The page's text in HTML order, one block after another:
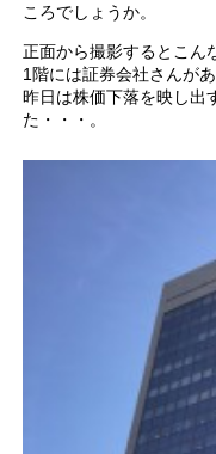
ころでしょうか。
正面から撮影するとこん
1階には証券会社さんがあ
昨日は株価下落を映し出
た・・・。